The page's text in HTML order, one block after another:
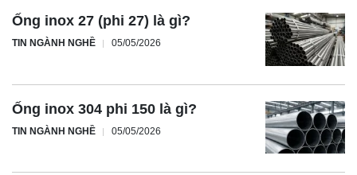
Ống inox 27 (phi 27) là gì?
TIN NGÀNH NGHỀ 05/05/2026
Ống inox 304 phi 150 là gì?
TIN NGÀNH NGHỀ 05/05/2026